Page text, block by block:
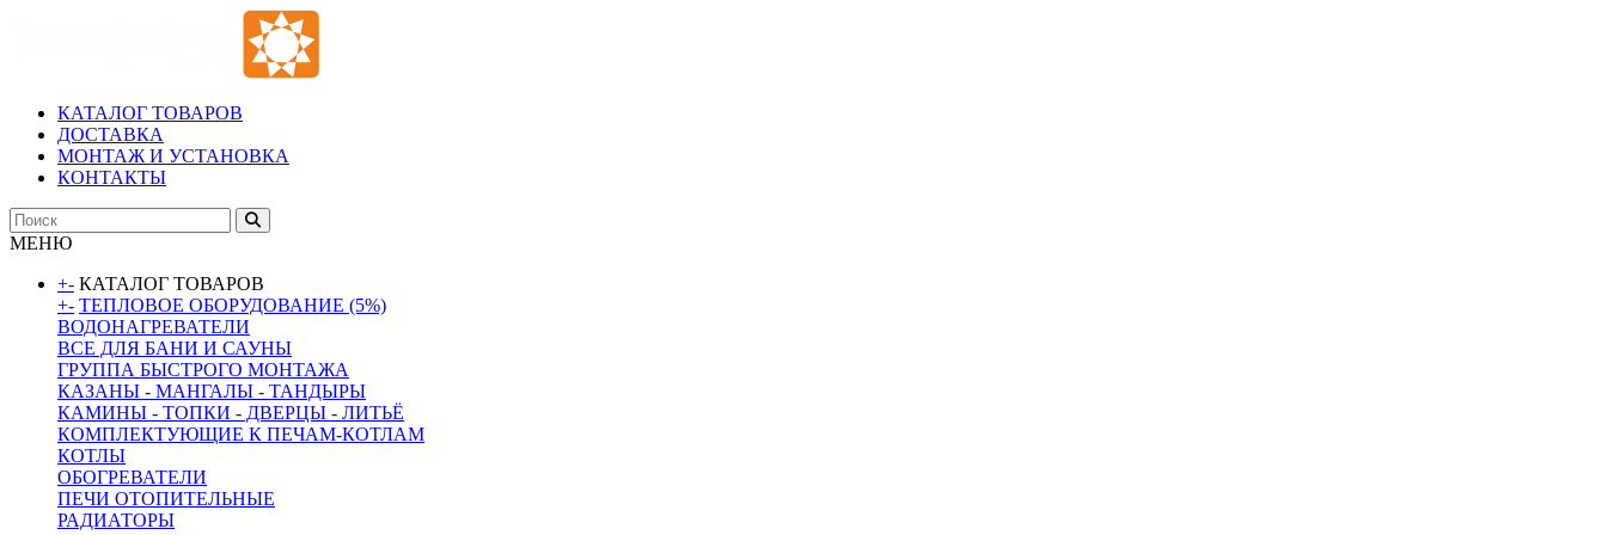
КАТАЛОГ ТОВАРОВ
ДОСТАВКА
МОНТАЖ И УСТАНОВКА
КОНТАКТЫ
МЕНЮ
+- КАТАЛОГ ТОВАРОВ
+- ТЕПЛОВОЕ ОБОРУДОВАНИЕ (5%)
ВОДОНАГРЕВАТЕЛИ
ВСЕ ДЛЯ БАНИ И САУНЫ
ГРУППА БЫСТРОГО МОНТАЖА
КАЗАНЫ - МАНГАЛЫ - ТАНДЫРЫ
КАМИНЫ - ТОПКИ - ДВЕРЦЫ - ЛИТЬЁ
КОМПЛЕКТУЮЩИЕ К ПЕЧАМ-КОТЛАМ
КОТЛЫ
ОБОГРЕВАТЕЛИ
ПЕЧИ ОТОПИТЕЛЬНЫЕ
РАДИАТОРЫ